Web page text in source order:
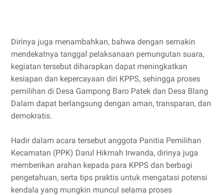
Dirinya juga menambahkan, bahwa dengan semakin
mendekatnya tanggal pelaksanaan pemungutan suara,
kegiatan tersebut diharapkan dapat meningkatkan
kesiapan dan kepercayaan diri KPPS, sehingga proses
pemilihan di Desa Gampong Baro Patek dan Desa Blang
Dalam dapat berlangsung dengan aman, transparan, dan
demokratis.
Hadir dalam acara tersebut anggota Panitia Pemilihan
Kecamatan (PPK) Darul Hikmah Irwanda, dirinya juga
memberikan arahan kepada para KPPS dan berbagi
pengetahuan, serta tips praktis untuk mengatasi potensi
kendala yang mungkin muncul selama proses